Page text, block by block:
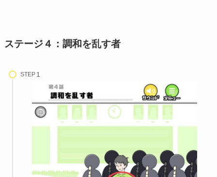
ステージ４：調和を乱す者
STEP